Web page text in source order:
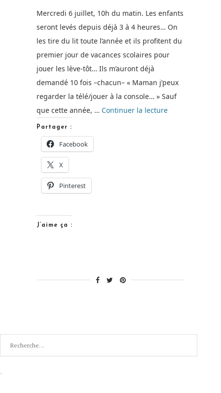
Mercredi 6 juillet, 10h du matin. Les enfants
seront levés depuis déjà 3 à 4 heures… On
les tire du lit toute l’année et ils profitent du
premier jour de vacances scolaires pour
jouer les lève-tôt… Ils m’auront déjà
demandé 10 fois –chacun– « Maman j’peux
regarder la télé/jouer à la console… » Sauf
que cette année, … Continuer la lecturede
Partager :
Facebook
X
Pinterest
J’aime ça :
pour
: